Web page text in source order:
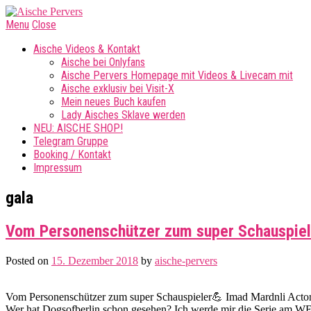
Menu Close
Aische Videos & Kontakt
Aische bei Onlyfans
Aische Pervers Homepage mit Videos & Livecam mit
Aische exklusiv bei Visit-X
Mein neues Buch kaufen
Lady Aisches Sklave werden
NEU: AISCHE SHOP!
Telegram Gruppe
Booking / Kontakt
Impressum
gala
Vom Personenschützer zum super
Posted on 15. Dezember 2018 by aische-pervers
Vom Personenschützer zum super Schauspieler💪 Imad Mardnli